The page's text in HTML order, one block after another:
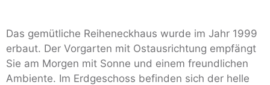
Das gemütliche Reiheneckhaus wurde im Jahr 1999
erbaut. Der Vorgarten mit Ostausrichtung empfängt
Sie am Morgen mit Sonne und einem freundlichen
Ambiente. Im Erdgeschoss befinden sich der helle